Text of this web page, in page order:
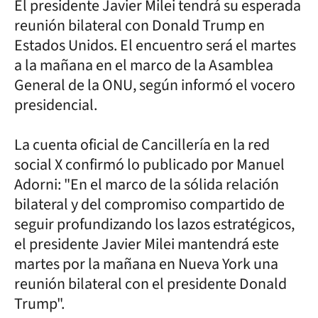
El presidente Javier Milei tendrá su esperada
reunión bilateral con Donald Trump en
Estados Unidos. El encuentro será el martes
a la mañana en el marco de la Asamblea
General de la ONU, según informó el vocero
presidencial.
La cuenta oficial de Cancillería en la red
social X confirmó lo publicado por Manuel
Adorni: "En el marco de la sólida relación
bilateral y del compromiso compartido de
seguir profundizando los lazos estratégicos,
el presidente Javier Milei mantendrá este
martes por la mañana en Nueva York una
reunión bilateral con el presidente Donald
Trump".